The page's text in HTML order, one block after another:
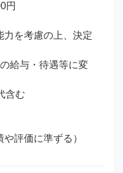
円
力を考慮の上、決定
給与・待遇等に変
含む
評価に準ずる）